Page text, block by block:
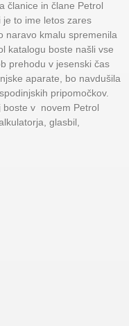
članice in člane Petrol
je to ime letos zares
naravo kmalu spremenila
katalogu boste našli vse
prehodu v jesenski čas
aparate, bo navdušila
pripomočkov.
boste v novem Petrol
glasbil,